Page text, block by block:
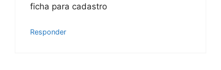
ficha para cadastro
Responder